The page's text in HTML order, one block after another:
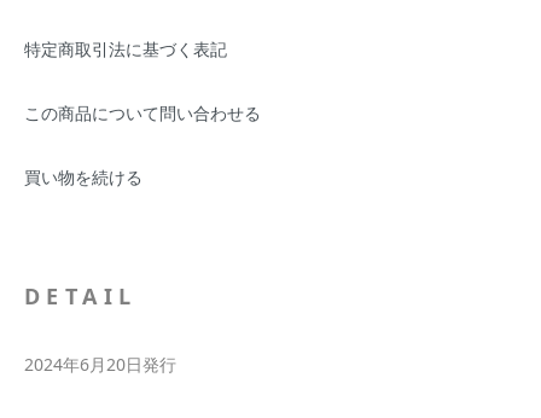
特定商取引法に基づく表記
この商品について問い合わせる
買い物を続ける
DETAIL
2024年6月20日発行